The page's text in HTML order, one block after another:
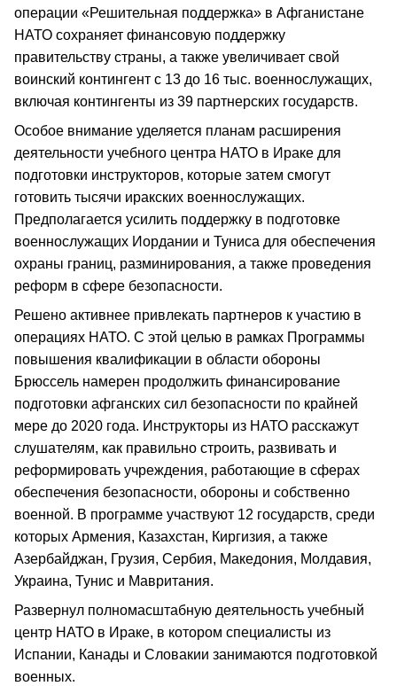
операции «Решительная поддержка» в Афганистане
НАТО сохраняет финансовую поддержку
правительству страны, а также увеличивает свой
воинский контингент с 13 до 16 тыс. военнослужащих,
включая контингенты из 39 партнерских государств.
Особое внимание уделяется планам расширения
деятельности учебного центра НАТО в Ираке для
подготовки инструкторов, которые затем смогут
готовить тысячи иракских военнослужащих.
Предполагается усилить поддержку в подготовке
военнослужащих Иордании и Туниса для обеспечения
охраны границ, разминирования, а также проведения
реформ в сфере безопасности.
Решено активнее привлекать партнеров к участию в
операциях НАТО. С этой целью в рамках Программы
повышения квалификации в области обороны
Брюссель намерен продолжить финансирование
подготовки афганских сил безопасности по крайней
мере до 2020 года. Инструкторы из НАТО расскажут
слушателям, как правильно строить, развивать и
реформировать учреждения, работающие в сферах
обеспечения безопасности, обороны и собственно
военной. В программе участвуют 12 государств, среди
которых Армения, Казахстан, Киргизия, а также
Азербайджан, Грузия, Сербия, Македония, Молдавия,
Украина, Тунис и Мавритания.
Развернул полномасштабную деятельность учебный
центр НАТО в Ираке, в котором специалисты из
Испании, Канады и Словакии занимаются подготовкой
военных.